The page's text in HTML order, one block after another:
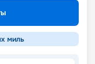
миль